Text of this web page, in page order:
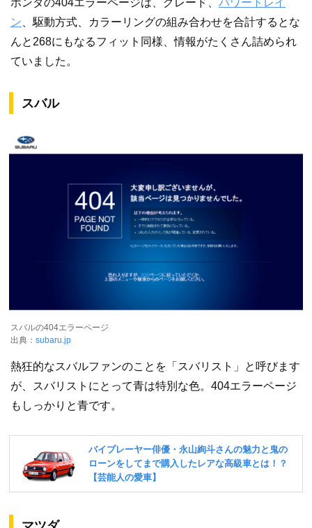
ホンダの404エラーページは、グレード、 パワートレイ
ン 、駆動方式、カラーリングの組み合わせを合計するとな
んと268にもなるフィット同様、情報がたくさん詰められ
ていました。
スバル
スバルの404エラーページ
出典： subaru.jp
熱狂的なスバルファンのことを「スバリスト」と呼びます
が、スバリストにとって青は特別な色。404エラーページ
もしっかりと青です。